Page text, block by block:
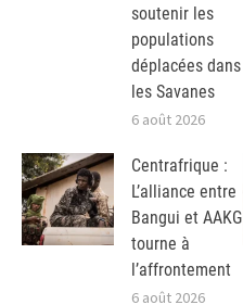
soutenir les
populations
déplacées dans
les Savanes
6 août 2026
Centrafrique :
L’alliance entre
Bangui et AAKG
tourne à
l’affrontement
6 août 2026